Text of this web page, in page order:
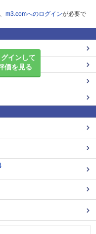
m3.comへのログインが必要で
グインして
価を見る